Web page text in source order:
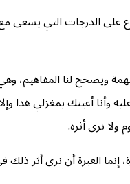
الدرجات التي يسعى
ويصحح لنا
أعينك بمغزلي هذا
نرى أثره.
العبرة أن نرى أثر ذلك